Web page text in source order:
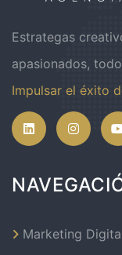
Estrategas
apasionados,
Impulsar el éxito
Marketing